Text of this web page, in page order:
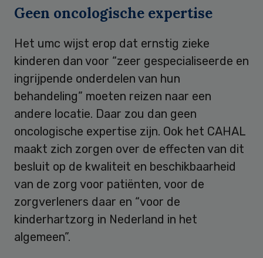
Geen oncologische expertise
Het umc wijst erop dat ernstig zieke
kinderen dan voor “zeer gespecialiseerde en
ingrijpende onderdelen van hun
behandeling” moeten reizen naar een
andere locatie. Daar zou dan geen
oncologische expertise zijn. Ook het CAHAL
maakt zich zorgen over de effecten van dit
besluit op de kwaliteit en beschikbaarheid
van de zorg voor patiënten, voor de
zorgverleners daar en “voor de
kinderhartzorg in Nederland in het
algemeen”.